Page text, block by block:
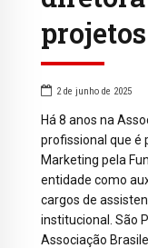
2 de junho de 2025
Há 8 anos na
profissional que é
Marketing pela
entidade como
cargos de
institucional. São
Associação